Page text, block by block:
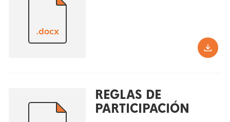
.docx
REGLAS DE
PARTICIPACIÓN